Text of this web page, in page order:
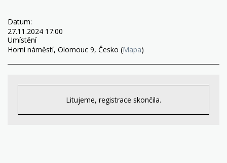
Datum:
27.11.2024 17:00
Umístění
Horní náměstí, Olomouc 9, Česko (Mapa)
Litujeme, registrace skončila.